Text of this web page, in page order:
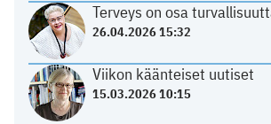
Terveys on osa
26.04.2026 15:32
Viikon käänteiset uutiset
15.03.2026 10:15